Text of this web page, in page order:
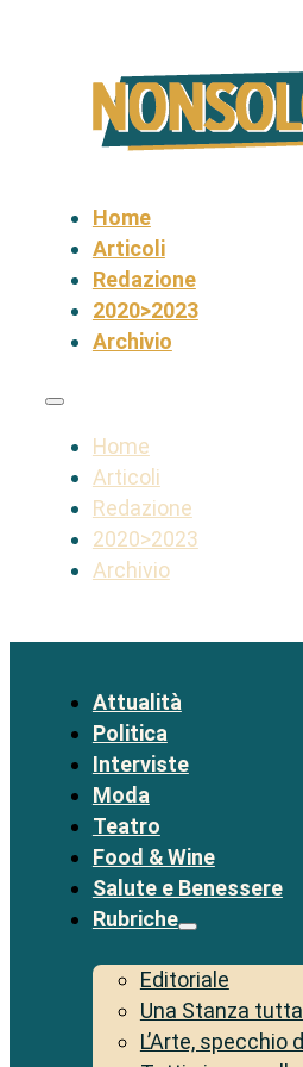
Home
Articoli
Redazione
2020>2023
Archivio
Home
Articoli
Redazione
2020>2023
Archivio
Attualità
Politica
Interviste
Moda
Teatro
Food & Wine
Salute e Benessere
Rubriche
Editoriale
Una Stanza
L’Arte, specchio